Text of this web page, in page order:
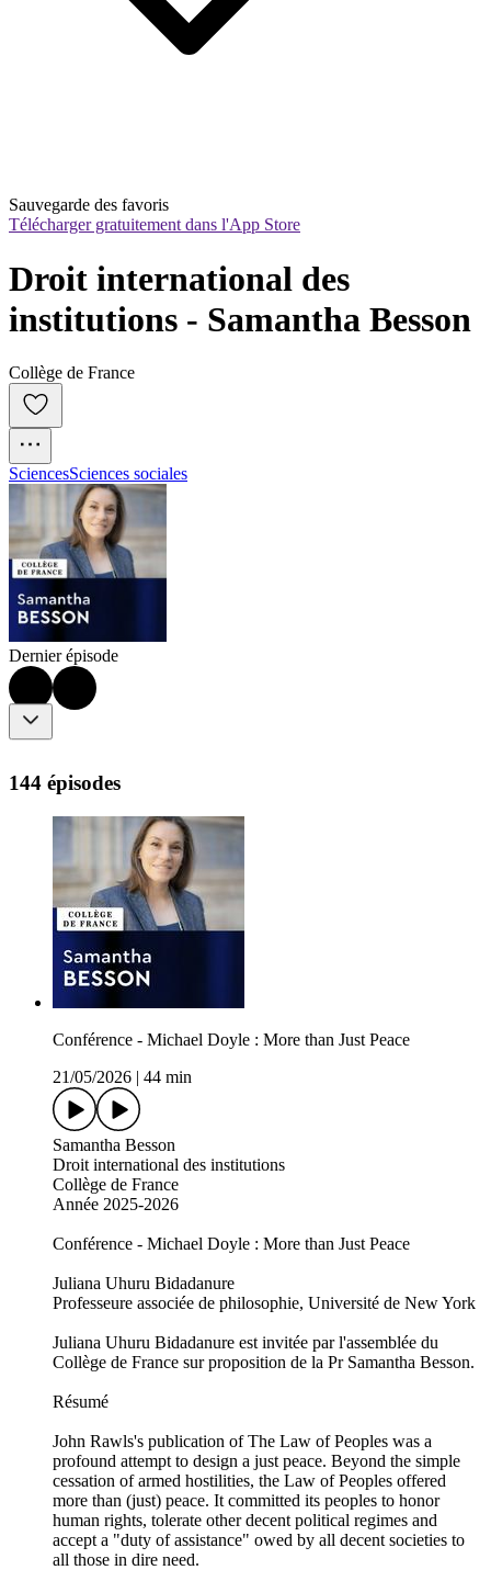
Sauvegarde des favoris
Télécharger gratuitement dans l'App Store
Droit international des
institutions - Samantha Besson
Collège de France
SciencesSciences sociales
Dernier épisode
144 épisodes
Conférence - Michael Doyle : More than Just Peace
21/05/2026 | 44 min
Samantha Besson
Droit international des institutions
Collège de France
Année 2025-2026
Conférence - Michael Doyle : More than Just Peace
Juliana Uhuru Bidadanure
Professeure associée de philosophie, Université de New York
Juliana Uhuru Bidadanure est invitée par l'assemblée du
Collège de France sur proposition de la Pr Samantha Besson.
Résumé
John Rawls's publication of The Law of Peoples was a
profound attempt to design a just peace. Beyond the simple
cessation of armed hostilities, the Law of Peoples offered
more than (just) peace. It committed its peoples to honor
human rights, tolerate other decent political regimes and
accept a "duty of assistance" owed by all decent societies to
all those in dire need.